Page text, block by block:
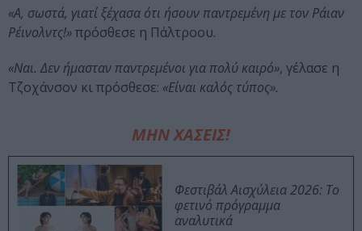
«Α, σωστά, γιατί ξέχασα ότι ήσουν παντρεμένη με τον Ράιαν
Ρέινολντς!»πρόσθεσε η Πάλτροου.
«Ναι. Δεν ήμασταν παντρεμένοι για πολύ καιρό», γέλασε η
Τζοχάνσον κι πρόσθεσε: «Είναι καλός τύπος».
ΜΗΝ ΧΑΣΕΙΣ!
Φεστιβάλ Αισχύλεια 2026: Το
φετινό πρόγραμμα
αναλυτικά